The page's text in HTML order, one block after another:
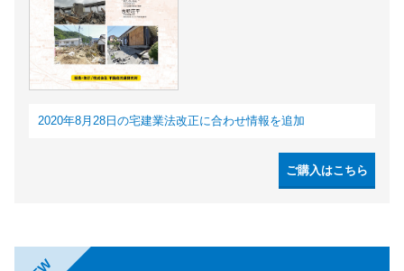
2020年8月28日の宅建業法改正に合わせ情報を追加
ご購入はこちら